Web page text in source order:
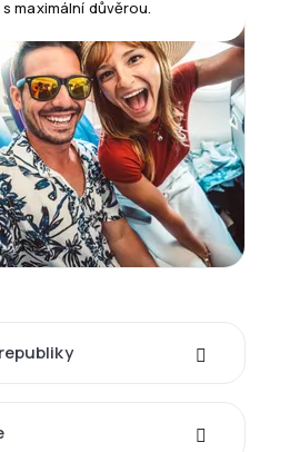
s maximální důvěrou.